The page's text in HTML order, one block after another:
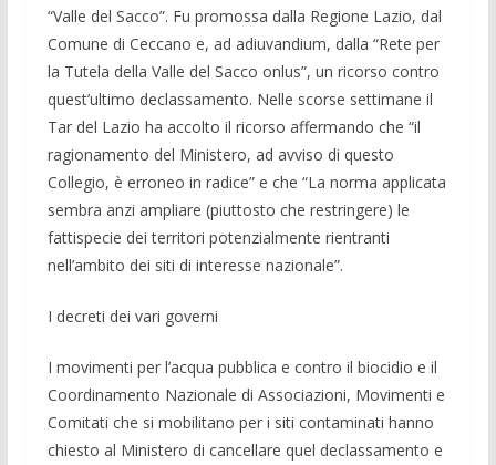
“Valle del Sacco”. Fu pro­mossa dalla Regione Lazio, dal
Comune di Ceccano e, ad adiuvandium, dalla “Rete per
la Tutela della Valle del Sacco onlus”, un ricorso contro
quest’ultimo de­classamento. Nelle scorse settimane il
Tar del Lazio ha accolto il ricorso affermando che “il
ragionamento del Ministero, ad av­viso di questo
Collegio, è erroneo in radi­ce” e che “La norma applicata
sembra anzi ampliare (piuttosto che restringere) le
fattispecie dei territori potenzialmente rientranti
nell’ambito dei siti di interesse nazionale”.
I decreti dei vari governi
I movimenti per l’acqua pubblica e con­tro il biocidio e il
Coordinamento Nazio­nale di Associazioni, Movimenti e
Comi­tati che si mobilitano per i siti contaminati hanno
chiesto al Ministero di cancellare quel declassamento e